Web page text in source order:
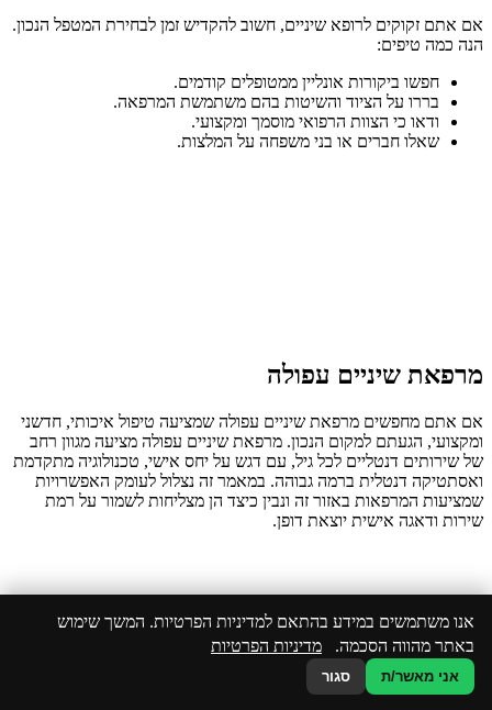
אם אתם זקוקים לרופא שיניים, חשוב להקדיש זמן לבחירת המטפל הנכון.
הנה כמה טיפים:
חפשו ביקורות אונליין ממטופלים קודמים.
בררו על הציוד והשיטות בהם משתמשת המרפאה.
ודאו כי הצוות הרפואי מוסמך ומקצועי.
שאלו חברים או בני משפחה על המלצות.
מרפאת שיניים עפולה
אם אתם מחפשים מרפאת שיניים עפולה שמציעה טיפול איכותי, חדשני
ומקצועי, הגעתם למקום הנכון. מרפאת שיניים עפולה מציעה מגוון רחב
של שירותים דנטליים לכל גיל, עם דגש על יחס אישי, טכנולוגיה מתקדמת
ואסתטיקה דנטלית ברמה גבוהה. במאמר זה נצלול לעומק האפשרויות
שמציעות המרפאות באזור זה ונבין כיצד הן מצליחות לשמור על רמת
שירות ודאגה אישית יוצאת דופן.
אנו משתמשים במידע בהתאם למדיניות הפרטיות. המשך שימוש
באתר מהווה הסכמה. מדיניות הפרטיות
אני מאשר/ת סגור